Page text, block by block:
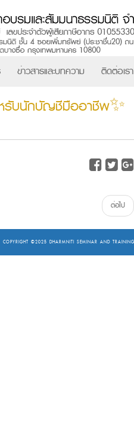
ข่าวสารและบทความ ติดต่อเรา
รับนักบัญชีมืออาชีพ✨
ต่อไป
COPYRIGHT ©2025 DHARMNITI SEMINAR AND